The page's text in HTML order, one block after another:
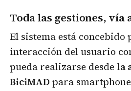
Toda las gestiones, vía
El sistema está concebido
interacción del usuario
pueda realizarse desde la
BiciMAD para